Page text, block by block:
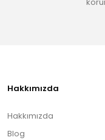
Hakkımızda
Hakkımızda
Blog